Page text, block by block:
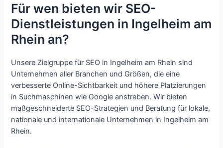
Für wen bieten wir SEO-
Dienstleistungen in Ingelheim am
Rhein an?
Unsere Zielgruppe für SEO in Ingelheim am Rhein sind
Unternehmen aller Branchen und Größen, die eine
verbesserte Online-Sichtbarkeit und höhere Platzierungen
in Suchmaschinen wie Google anstreben. Wir bieten
maßgeschneiderte SEO-Strategien und Beratung für lokale,
nationale und internationale Unternehmen in Ingelheim am
Rhein.